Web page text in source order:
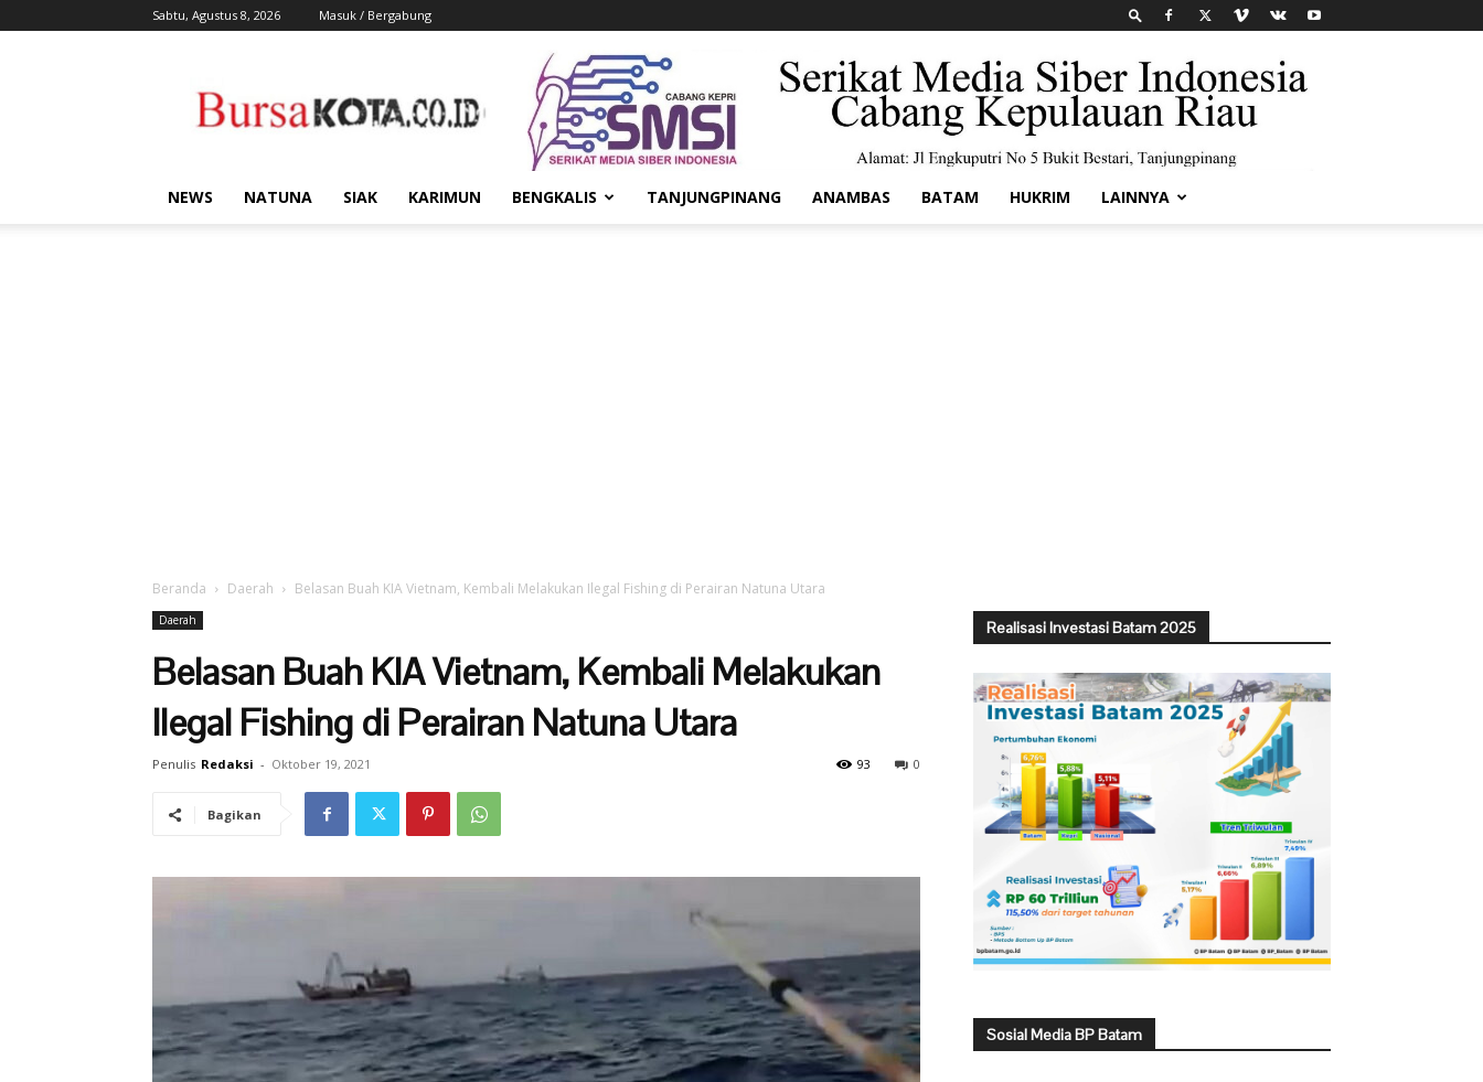
Sabtu, Agustus 8, 2026 Masuk / Bergabung
Kota
NEWS NATUNA SIAK KARIMUN BENGKALIS TANJUNGPINANG ANAMBAS BATAM HUKRIM LAINNYA
Beranda Daerah Belasan Buah KIA Vietnam, Kembali Melakukan Ilegal Fishing di Perairan Natuna Utara
Daerah
Belasan Buah KIA Vietnam, Kembali Melakukan
Ilegal Fishing di Perairan Natuna Utara
Penulis Redaksi - Oktober 19, 2021 0
93
Bagikan
Realisasi Investasi Batam 2025
Sosial Media BP Batam